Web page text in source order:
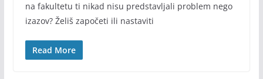
na fakultetu ti nikad nisu predstavljali problem nego
izazov? Želiš započeti ili nastaviti
Read More